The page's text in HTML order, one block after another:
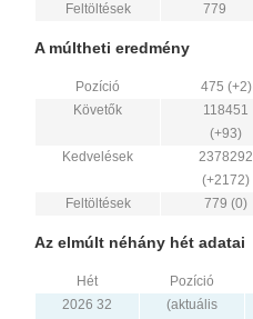
Feltöltések
779
A múltheti eredmény
Pozíció
475 (+2)
Követők
118451
(+93)
Kedvelések
2378292
(+2172)
Feltöltések
779 (0)
Az elmúlt néhány hét adatai
Hét Pozíció
2026 32
(aktuális